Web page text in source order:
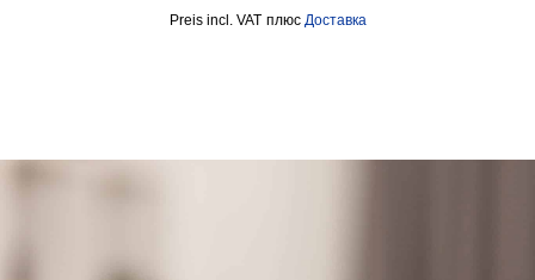
incl. VAT плюс Доставка